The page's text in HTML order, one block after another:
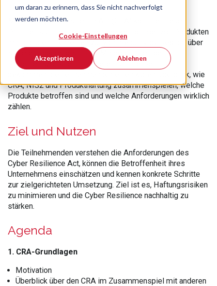
um daran zu erinnern, dass Sie nicht nachverfolgt
werden möchten.
Cookie-Einstellungen
Akzeptieren Ablehnen
Mit dem Cyber Resilience Act (CRA) kommen neue
Pflichten auf Hersteller und Inverkehrbringer von Produkten
mit digitalen Elementen zu. Von „Security by Design“ über
sichere Updates bis hin zu Meldepflichten bei
Sicherheitsvorfällen. In unserem Online-Seminar
bekommen die Teilnehmenden einen klaren Überblick, wie
CRA, NIS2 und Produkthaftung zusammenspielen, welche
Produkte betroffen sind und welche Anforderungen wirklich
zählen.
Ziel und Nutzen
Die Teilnehmenden verstehen die Anforderungen des
Cyber Resilience Act, können die Betroffenheit ihres
Unternehmens einschätzen und kennen konkrete Schritte
zur zielgerichteten Umsetzung. Ziel ist es, Haftungsrisiken
zu minimieren und die Cyber Resilience nachhaltig zu
stärken.
Agenda
1. CRA-Grundlagen
Motivation
Überblick über den CRA im Zusammenspiel mit anderen